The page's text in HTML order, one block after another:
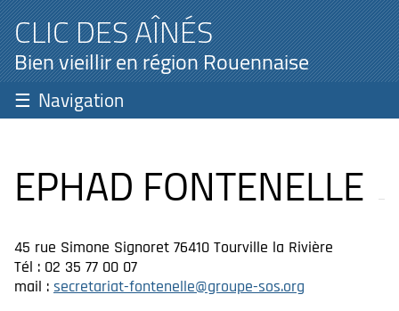
CLIC DES AÎNÉS
Bien vieillir en région Rouennaise
Navigation
EPHAD FONTENELLE
45 rue Simone Signoret 76410 Tourville la Rivière
Tél : 02 35 77 00 07
mail : secretariat-fontenelle@groupe-sos.org